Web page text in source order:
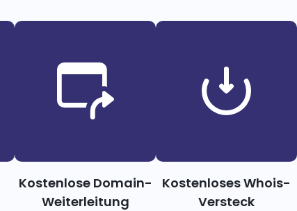
Kostenlose Domain-
Weiterleitung
Kostenloses Whois-
Versteck